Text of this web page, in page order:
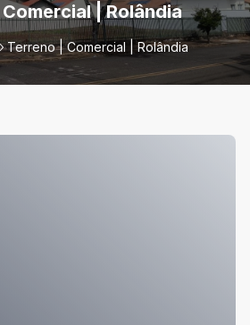
| Rolândia
Terreno | Comercial | Rolândia